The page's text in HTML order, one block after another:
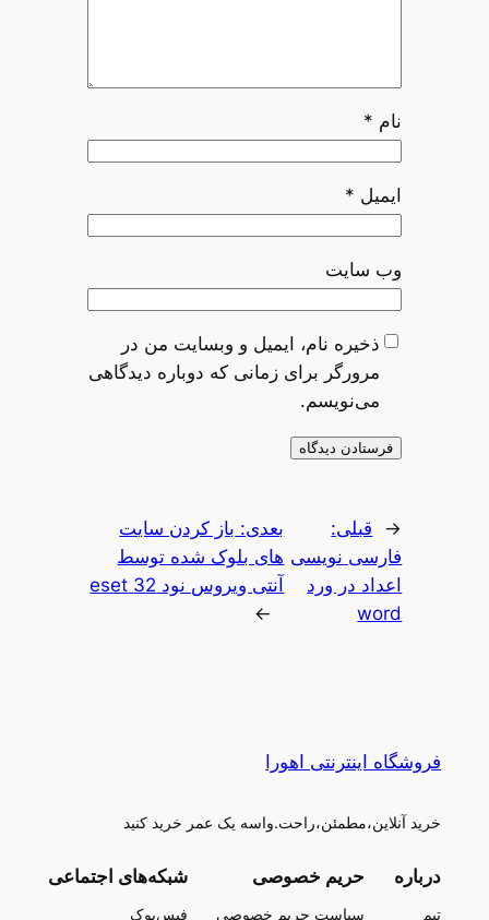
نام *
ایمیل *
وب‌ سایت
ذخیره نام، ایمیل و وبسایت من در
مرورگر برای زمانی که دوباره دیدگاهی
می‌نویسم.
←
قبلی:
فارسی نویسی
اعداد در ورد
word
بعدی: باز کردن سایت
های بلوک شده توسط
آنتی ویروس نود 32 eset
→
فروشگاه اینترنتی اهورا
خرید آنلاین،مطمئن،راحت.واسه یک عمر خرید کنید
درباره
تیم
حریم خصوصی
سیاست حریم خصوصی
شبکه‌های اجتماعی
فیس‌بوک